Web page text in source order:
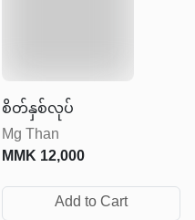
စိတ်နှစ်လုပ်
Mg Than
MMK12,000
Add to Cart